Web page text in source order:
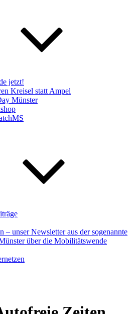
jetzt!
Kreisel statt Ampel
Münster
– unser Newsletter aus der sogenannte
über die Mobilitätswende